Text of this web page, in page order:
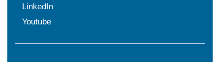
LinkedIn
Youtube